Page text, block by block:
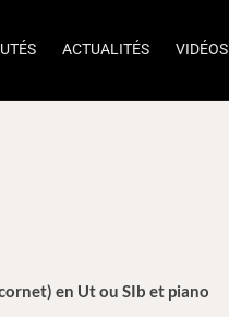
ACTUALITÉS VIDÉOS
en Ut ou SIb et piano